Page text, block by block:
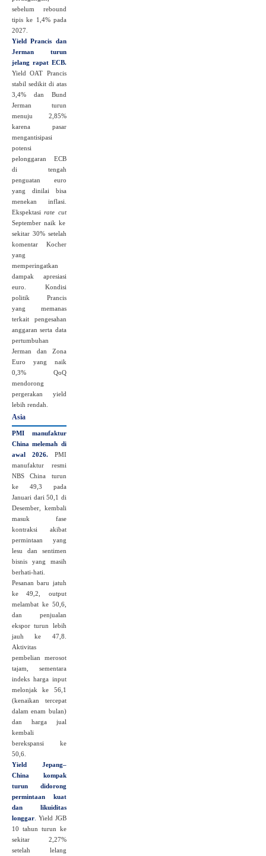
sebelum rebound
tipis ke 1,4% pada
2027.
Yield Prancis dan
Jerman turun
jelang rapat ECB.
Yield OAT Prancis
stabil sedikit di atas
3,4% dan Bund
Jerman turun
menuju 2,85%
karena pasar
mengantisipasi
potensi
pelonggaran ECB
di tengah
penguatan euro
yang dinilai bisa
menekan inflasi.
Ekspektasirate cut
September naik ke
sekitar 30% setelah
komentar Kocher
yang
memperingatkan
dampak apresiasi
euro. Kondisi
politik Prancis
yang memanas
terkait pengesahan
anggaran serta data
pertumbuhan
Jerman dan Zona
Euro yang naik
0,3% QoQ
mendorong
pergerakan yield
lebih rendah.
Asia
PMI manufaktur
China melemah di
awal 2026.
PMI
manufaktur resmi
NBS China turun
ke 49,3 pada
Januari dari 50,1 di
Desember, kembali
masuk fase
kontraksi akibat
permintaan yang
lesu dan sentimen
bisnis yang masih
berhati‑hati.
Pesanan baru jatuh
ke 49,2, output
melambat ke 50,6,
dan penjualan
ekspor turun lebih
jauh ke 47,8.
Aktivitas
pembelian merosot
tajam, sementara
indeks harga input
melonjak ke 56,1
(kenaikan tercepat
dalam enam bulan)
dan harga jual
kembali
berekspansi ke
50,6.
Yield Jepang–
China kompak
turun didorong
permintaan kuat
dan likuiditas
longgar Yield JGB
10 tahun turun ke
sekitar 2,27%
setelah lelang